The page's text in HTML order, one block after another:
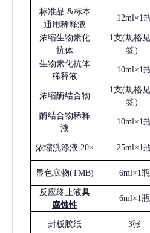
标准品 &标本
通用稀释液
12ml×1
浓缩生物素化
抗体
1支(规格
签）
生物素化抗体
稀释液
10ml×1
浓缩酶结合物
1支(规格
签）
酶结合物稀释
液
10ml×1
浓缩洗涤液 20× 25ml×1
显色底物(TMB) 6ml×1瓶
反应终止液具
腐蚀性
6ml×1瓶
封板胶纸 3张